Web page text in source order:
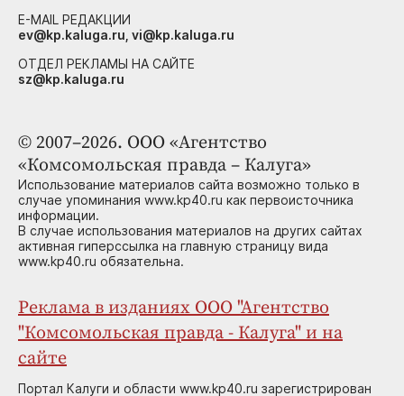
© 2007–2026. ООО «Агентство
«Комсомольская правда – Калуга»
Использование материалов сайта возможно только в
случае упоминания www.kp40.ru как первоисточника
информации.
В случае использования материалов на других сайтах
активная гиперссылка на главную страницу вида
www.kp40.ru обязательна.
Реклама в изданиях ООО "Агентство
"Комсомольская правда - Калуга" и на
сайте
Портал Калуги и области www.kp40.ru зарегистрирован
E-MAIL РЕДАКЦИИ
ev@kp.kaluga.ru, vi@kp.kaluga.ru
ОТДЕЛ РЕКЛАМЫ НА САЙТЕ
sz@kp.kaluga.ru